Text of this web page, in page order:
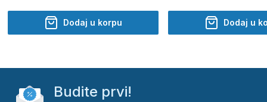
Dodaj u korpu Dodaj u
Budite prvi!